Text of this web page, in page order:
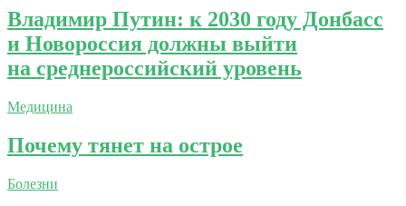
Владимир Путин: к 2030 году Донбасс
и Новороссия должны выйти
на среднероссийский уровень
Медицина
Почему тянет на острое
Болезни